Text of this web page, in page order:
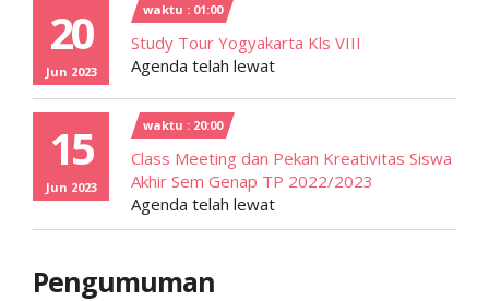
20
Jun 2023
waktu : 01:00
Study Tour Yogyakarta Kls VIII
Agenda telah lewat
15
Jun 2023
waktu : 20:00
Class Meeting dan Pekan Kreativitas Siswa
Akhir Sem Genap TP 2022/2023
Agenda telah lewat
Pengumuman